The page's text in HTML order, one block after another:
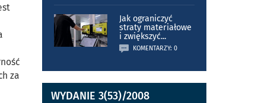
za
Jak ograniczyć
straty materiałowe
i zwiększyć...
KOMENTARZY: 0
WYDANIE 3(53)/2008